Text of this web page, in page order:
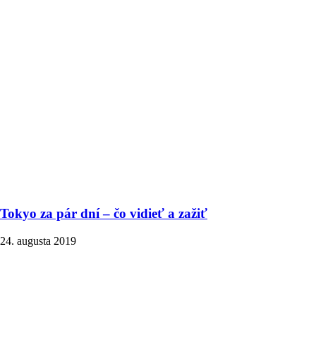
Tokyo za pár dní – čo vidieť a zažiť
24. augusta 2019